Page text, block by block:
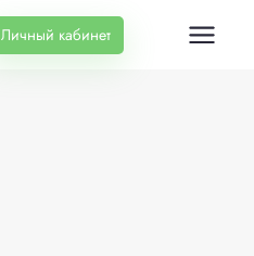
Личный кабинет